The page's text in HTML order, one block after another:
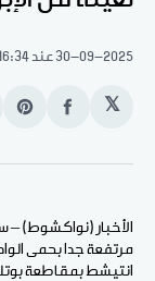
30-09-2025 عند 16:34
𝕏
انشر
الأخبار (نواكشوط)
مرتفعة جدا بحمى
انتيشط بمقاطعة